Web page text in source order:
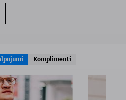
Komplimenti